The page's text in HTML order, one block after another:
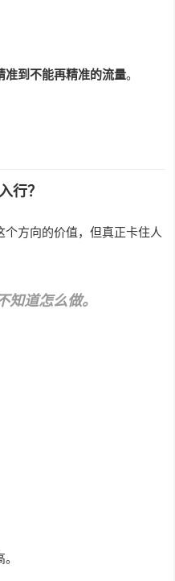
准到不能再精准的流量。
行？
方向的价值，但真正卡住人
知道怎么做。